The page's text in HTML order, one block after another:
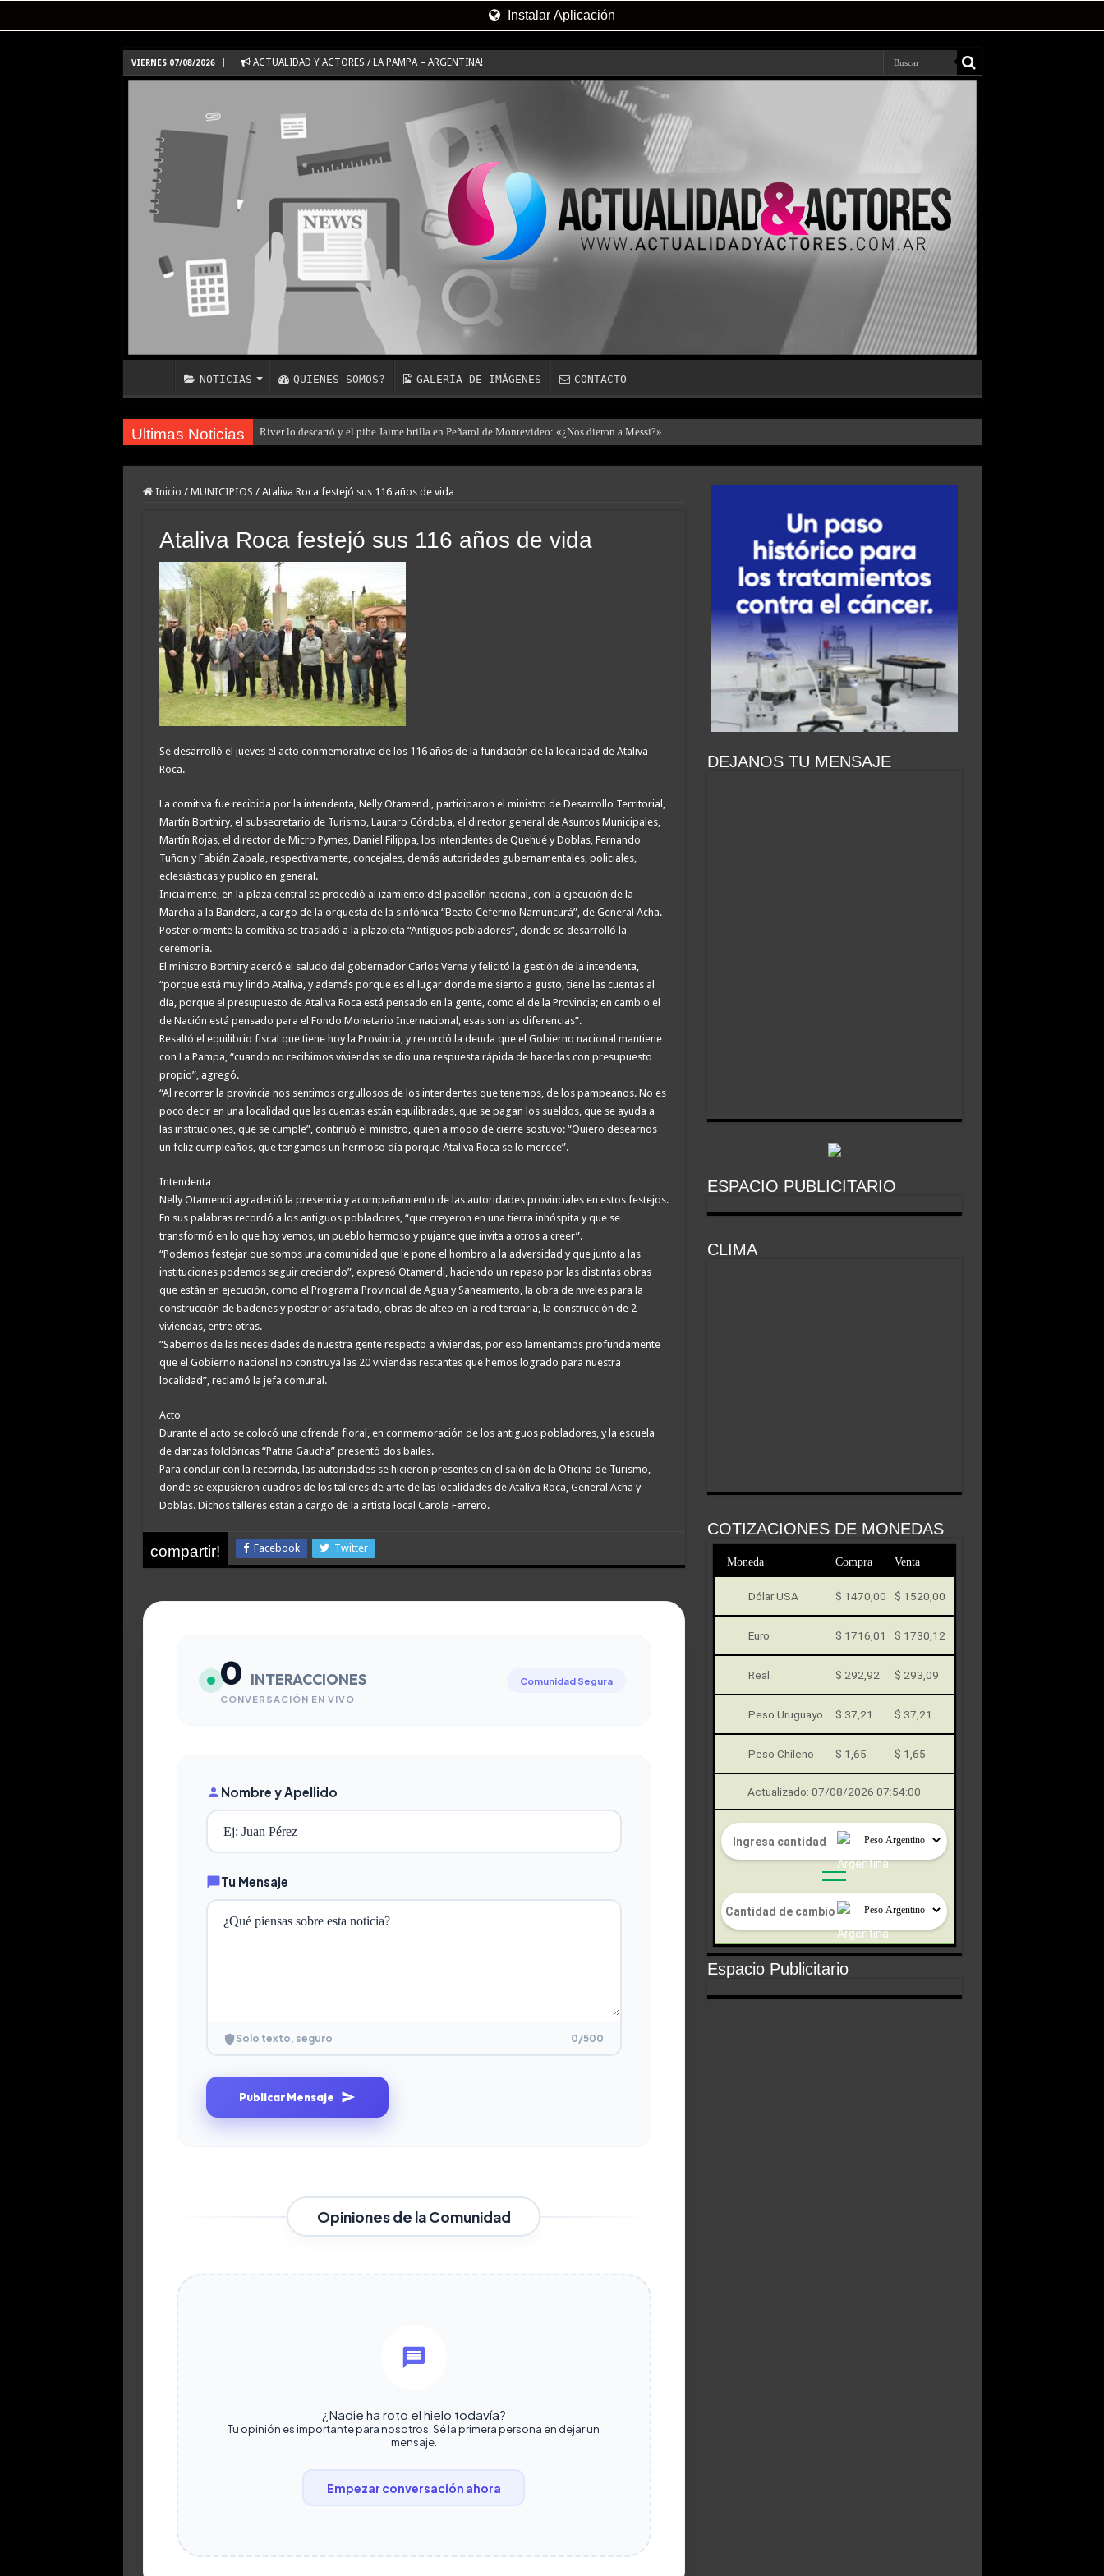
Instalar Aplicación
VIERNES 07/08/2026 ACTUALIDAD Y ACTORES / LA PAMPA – ARGENTINA!
NOTICIAS QUIENES SOMOS? GALERÍA DE IMÁGENES CONTACTO
Ultimas Noticias River lo descartó y el pibe Jaime brilla en Peñarol de Montevideo: «¿Nos dieron a Messi?»
Inicio / MUNICIPIOS / Ataliva Roca festejó sus 116 años de vida
Ataliva Roca festejó sus 116 años de vida
Se desarrolló el jueves el acto conmemorativo de los 116 años de la fundación de la localidad de Ataliva
Roca.
La comitiva fue recibida por la intendenta, Nelly Otamendi, participaron el ministro de Desarrollo Territorial,
Martín Borthiry, el subsecretario de Turismo, Lautaro Córdoba, el director general de Asuntos Municipales,
Martín Rojas, el director de Micro Pymes, Daniel Filippa, los intendentes de Quehué y Doblas, Fernando
Tuñon y Fabián Zabala, respectivamente, concejales, demás autoridades gubernamentales, policiales,
eclesiásticas y público en general.
Inicialmente, en la plaza central se procedió al izamiento del pabellón nacional, con la ejecución de la
Marcha a la Bandera, a cargo de la orquesta de la sinfónica “Beato Ceferino Namuncurá”, de General Acha.
Posteriormente la comitiva se trasladó a la plazoleta “Antiguos pobladores”, donde se desarrolló la
ceremonia.
El ministro Borthiry acercó el saludo del gobernador Carlos Verna y felicitó la gestión de la intendenta,
“porque está muy lindo Ataliva, y además porque es el lugar donde me siento a gusto, tiene las cuentas al
día, porque el presupuesto de Ataliva Roca está pensado en la gente, como el de la Provincia; en cambio el
de Nación está pensado para el Fondo Monetario Internacional, esas son las diferencias”.
Resaltó el equilibrio fiscal que tiene hoy la Provincia, y recordó la deuda que el Gobierno nacional mantiene
con La Pampa, “cuando no recibimos viviendas se dio una respuesta rápida de hacerlas con presupuesto
propio”, agregó.
“Al recorrer la provincia nos sentimos orgullosos de los intendentes que tenemos, de los pampeanos. No es
poco decir en una localidad que las cuentas están equilibradas, que se pagan los sueldos, que se ayuda a
las instituciones, que se cumple”, continuó el ministro, quien a modo de cierre sostuvo: “Quiero desearnos
un feliz cumpleaños, que tengamos un hermoso día porque Ataliva Roca se lo merece”.
Intendenta
Nelly Otamendi agradeció la presencia y acompañamiento de las autoridades provinciales en estos festejos.
En sus palabras recordó a los antiguos pobladores, “que creyeron en una tierra inhóspita y que se
transformó en lo que hoy vemos, un pueblo hermoso y pujante que invita a otros a creer”.
“Podemos festejar que somos una comunidad que le pone el hombro a la adversidad y que junto a las
instituciones podemos seguir creciendo”, expresó Otamendi, haciendo un repaso por las distintas obras
que están en ejecución, como el Programa Provincial de Agua y Saneamiento, la obra de niveles para la
construcción de badenes y posterior asfaltado, obras de alteo en la red terciaria, la construcción de 2
viviendas, entre otras.
“Sabemos de las necesidades de nuestra gente respecto a viviendas, por eso lamentamos profundamente
que el Gobierno nacional no construya las 20 viviendas restantes que hemos logrado para nuestra
localidad”, reclamó la jefa comunal.
Acto
Durante el acto se colocó una ofrenda floral, en conmemoración de los antiguos pobladores, y la escuela
de danzas folclóricas “Patria Gaucha” presentó dos bailes.
Para concluir con la recorrida, las autoridades se hicieron presentes en el salón de la Oficina de Turismo,
donde se expusieron cuadros de los talleres de arte de las localidades de Ataliva Roca, General Acha y
Doblas. Dichos talleres están a cargo de la artista local Carola Ferrero.
compartir! Facebook Twitter
0 INTERACCIONES
CONVERSACIÓN EN VIVO
Comunidad Segura
Nombre y Apellido
Tu Mensaje
Solo texto, seguro 0/500
Publicar Mensaje
Opiniones de la Comunidad
¿Nadie ha roto el hielo todavía?
Tu opinión es importante para nosotros. Sé la primera persona en dejar un
mensaje.
Empezar conversación ahora
DEJANOS TU MENSAJE
ESPACIO PUBLICITARIO
CLIMA
COTIZACIONES DE MONEDAS
Moneda Compra Venta
Dólar USA $ 1470,00 $ 1520,00
Euro $ 1716,01 $ 1730,12
Real $ 292,92 $ 293,09
Peso Uruguayo $ 37,21 $ 37,21
Peso Chileno $ 1,65 $ 1,65
Actualizado: 07/08/2026 07:54:00
Espacio Publicitario